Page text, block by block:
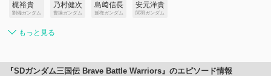
梶裕貴
劉備ガンダム
乃村健次
曹操ガンダム
島﨑信長
孫権ガンダム
安元洋貴
関羽ガンダム
もっと見る
『SDガンダム三国伝 Brave Battle Warriors』のエピソード情報